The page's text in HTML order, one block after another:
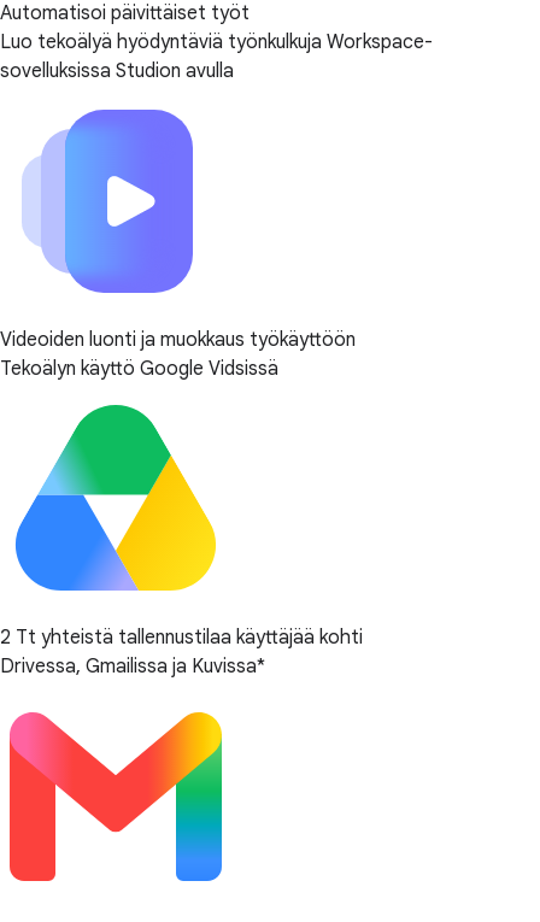
Automatisoi päivittäiset työt
Luo tekoälyä hyödyntäviä työnkulkuja Workspace-
sovelluksissa Studion avulla
Videoiden luonti ja muokkaus työkäyttöön
Tekoälyn käyttö Google Vidsissä
2 Tt yhteistä tallennustilaa käyttäjää kohti
Drivessa, Gmailissa ja Kuvissa*